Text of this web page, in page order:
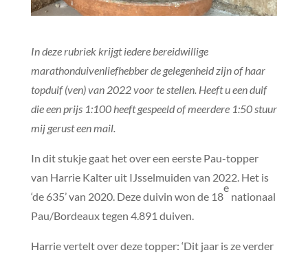
In deze rubriek krijgt iedere bereidwillige
marathonduivenliefhebber de gelegenheid zijn of haar
topduif (ven) van 2022 voor te stellen. Heeft u een duif
die een prijs 1:100 heeft gespeeld of meerdere 1:50 stuur
mij gerust een mail.
In dit stukje gaat het over een eerste Pau-topper
van Harrie Kalter uit IJsselmuiden van 2022. Het is
‘de 635’ van 2020. Deze duivin won de 18
e
nationaal
Pau/Bordeaux tegen 4.891 duiven.
Harrie vertelt over deze topper: ‘Dit jaar is ze verder